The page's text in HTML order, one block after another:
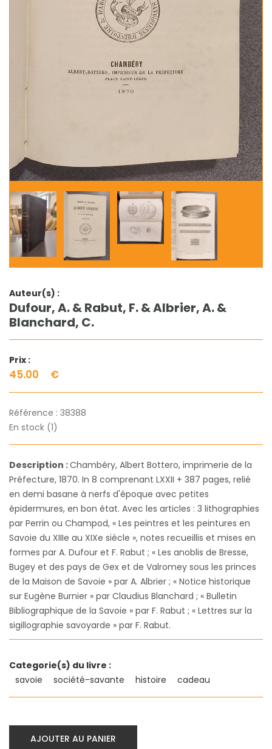
Auteur(s) :
Dufour, A. & Rabut, F. & Albrier, A. &
Blanchard, C.
Prix :
45.00 €
Référence : 38388
En stock (1)
Description :Chambéry, Albert Bottero, imprimerie de la
Préfecture, 1870. In 8 comprenant LXXII + 387 pages, relié
en demi basane à nerfs d'époque avec petites
épidermures, en bon état. Avec les articles : 3 lithographies
par Perrin ou Champod, « Les peintres et les peintures en
Savoie du XIIIe au XIXe siècle », notes recueillis et mises en
formes par A. Dufour et F. Rabut ; « Les anoblis de Bresse,
Bugey et des pays de Gex et de Valromey sous les princes
de la Maison de Savoie » par A. Albrier ; « Notice historique
sur Eugène Burnier » par Claudius Blanchard ; « Bulletin
Bibliographique de la Savoie » par F. Rabut ; « Lettres sur la
sigillographie savoyarde » par F. Rabut.
Categorie(s) du livre :
savoie
société-savante histoire cadeau
AJOUTER AU PANIER